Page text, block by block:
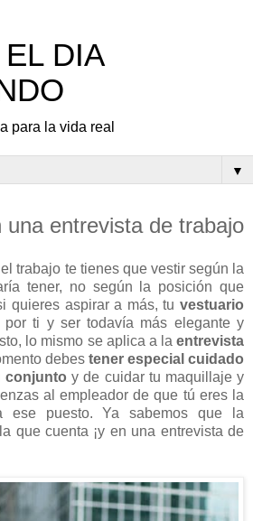
DIA
para la vida real
▼
una entrevista de trabajo
trabajo te tienes que vestir según la
tener, no según la posición que
quieres aspirar a más, tu vestuario
por ti y ser todavía más elegante y
lo mismo se aplica a la entrevista
debes tener especial cuidado
conjuntoy de cuidar tu maquillaje y
al empleador de que tú eres la
ese puesto. Ya sabemos que la
que cuenta ¡y en una entrevista de